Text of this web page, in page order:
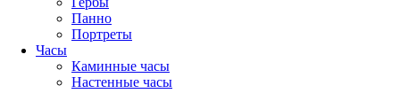
Панно
Портреты
Часы
Каминные часы
Настенные часы